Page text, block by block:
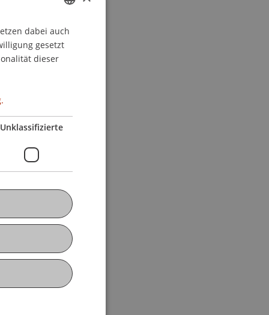
GERMAN
ENGLISH
dabei auch
gesetzt
dieser
Unklassifizierte